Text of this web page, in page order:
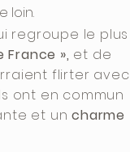
loin.
regroupe le plus
France », et de
flirter avec
ont en commun
et uncharme